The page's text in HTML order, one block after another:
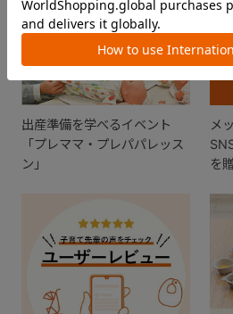
出産準備を学べるイベント
「プレママ・プレパパレッス
ン」
メ
を